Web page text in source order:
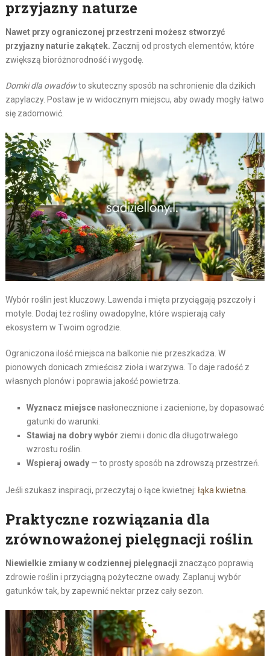
przyjazny naturze
Nawet przy ograniczonej przestrzeni możesz stworzyć
przyjazny naturie zakątek. Zacznij od prostych elementów, które
zwiększą bioróżnorodność i wygodę.
Domki dla owadówto skuteczny sposób na schronienie dla dzikich
zapylaczy. Postaw je w widocznym miejscu, aby owady mogły łatwo
się zadomowić.
Wybór roślin jest kluczowy. Lawenda i mięta przyciągają pszczoły i
motyle. Dodaj też rośliny owadopylne, które wspierają cały
ekosystem w Twoim ogrodzie.
Ograniczona ilość miejsca na balkonie nie przeszkadza. W
pionowych donicach zmieścisz zioła i warzywa. To daje radość z
własnych plonów i poprawia jakość powietrza.
Wyznacz miejscenasłonecznione i zacienione, by dopasować
gatunki do warunki.
Stawiaj na dobry wybór ziemi i donic dla długotrwałego
wzrostu roślin.
Wspieraj owady— to prosty sposób na zdrowszą przestrzeń.
Jeśli szukasz inspiracji, przeczytaj o łące kwietnej: łąka kwietna
Praktyczne rozwiązania dla
zrównoważonej pielęgnacji roślin
Niewielkie zmiany w codziennej pielęgnacji znacząco poprawią
zdrowie roślin i przyciągną pożyteczne owady. Zaplanuj wybór
gatunków tak, by zapewnić nektar przez cały sezon.